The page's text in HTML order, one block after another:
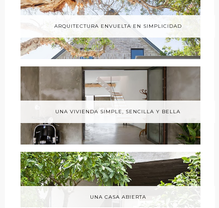
ARQUITECTURA ENVUELTA EN SIMPLICIDAD
UNA VIVIENDA SIMPLE, SENCILLA Y BELLA
UNA CASA ABIERTA